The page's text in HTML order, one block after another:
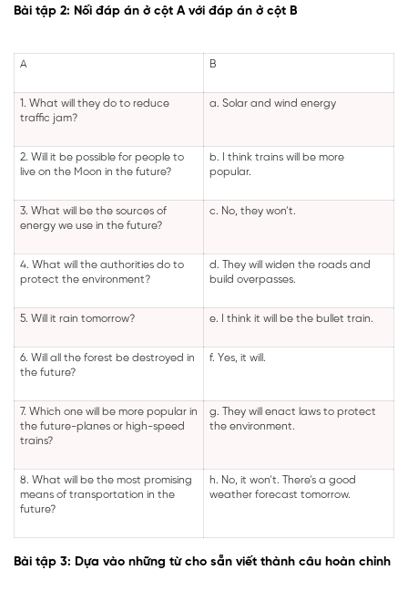
Bài tập 2: Nối đáp án ở cột A với đáp án ở cột B
A B
1. What will they do to reduce
traffic jam?
a. Solar and wind energy
2. Will it be possible for people to
live on the Moon in the future?
b. I think trains will be more
popular.
3. What will be the sources of
energy we use in the future?
c. No, they won’t.
4. What will the authorities do to
protect the environment?
d. They will widen the roads and
build overpasses.
5. Will it rain tomorrow? e. I think it will be the bullet train.
6. Will all the forest be destroyed in
the future?
f. Yes, it will.
7. Which one will be more popular in
the future-planes or high-speed
trains?
g. They will enact laws to protect
the environment.
8. What will be the most promising
means of transportation in the
future?
h. No, it won’t. There’s a good
weather forecast tomorrow.
Bài tập 3: Dựa vào những từ cho sẵn viết thành câu hoàn chỉnh